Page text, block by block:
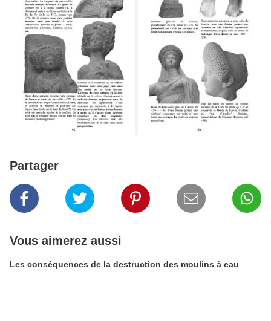
Partager
Vous aimerez aussi
Les conséquences de la destruction des moulins à eau